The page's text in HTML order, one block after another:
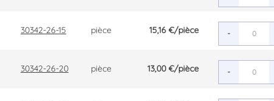
30342-26-15 pièce 15,16 €/pièce -
30342-26-20 pièce 13,00 €/pièce -